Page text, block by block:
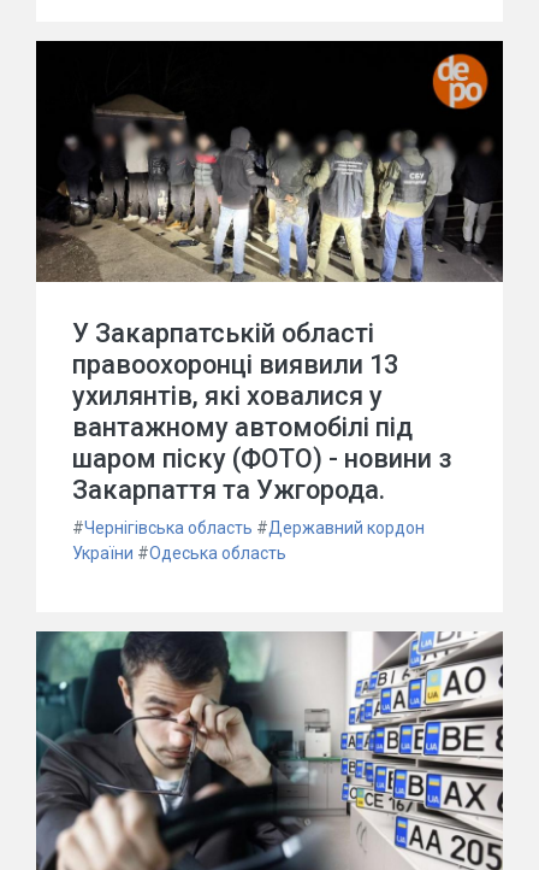
У Закарпатській області
правоохоронці виявили 13
ухилянтів, які ховалися у
вантажному автомобілі під
шаром піску (ФОТО) - новини з
Закарпаття та Ужгорода.
#Чернігівська область #Державний кордон
України #Одеська область